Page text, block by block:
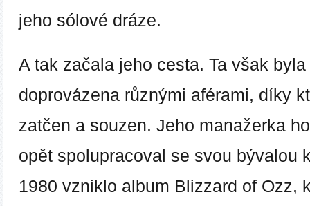
jeho sólové dráze.
A tak začala jeho cesta. Ta však
doprovázena různými aférami, díky
zatčen a souzen. Jeho manažerka
opět spolupracoval se svou bývalou
1980 vzniklo album Blizzard of Ozz,